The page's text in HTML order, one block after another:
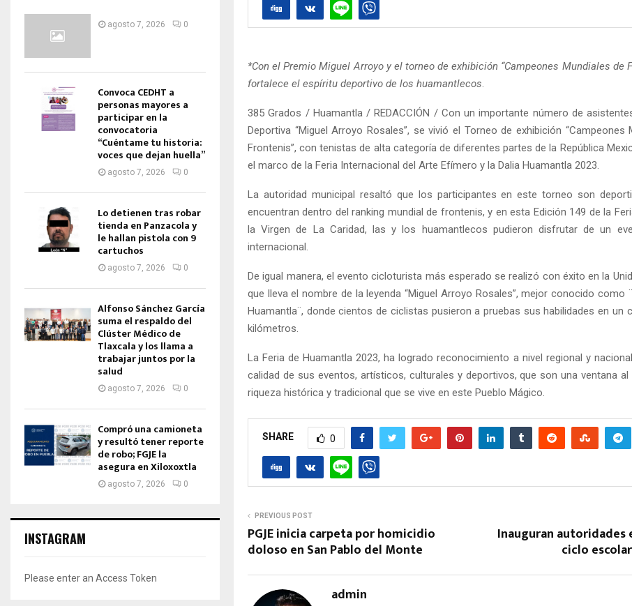
*Con el Premio Miguel Arroyo y el torneo de exhibición “Campeones Mundiales de
fortalece el espíritu deportivo de los huamantlecos
385 Grados / Huamantla / REDACCIÓN / Con un importante número de
Deportiva “Miguel Arroyo Rosales”, se vivió el Torneo de exhibición “Campeones
Frontenis”, con tenistas de alta categoría de diferentes partes de la República
el marco de la Feria Internacional del Arte Efímero y la Dalia Huamantla 2023.
La autoridad municipal resaltó que los participantes en este torneo son
encuentran dentro del ranking mundial de frontenis, y en esta Edición 149 de la
la Virgen de La Caridad, las y los huamantlecos pudieron disfrutar de un
internacional.
De igual manera, el evento cicloturista más esperado se realizó con éxito en la
que lleva el nombre de la leyenda “Miguel Arroyo Rosales”, mejor conocido como
Huamantla¨, donde cientos de ciclistas pusieron a pruebas sus habilidades en un
kilómetros.
La Feria de Huamantla 2023, ha logrado reconocimiento a nivel regional y
calidad de sus eventos, artísticos, culturales y deportivos, que son una ventana al
riqueza histórica y tradicional que se vive en este Pueblo Mágico.
SHARE 0
PREVIOUS POST
PGJE inicia carpeta por homicidio
doloso en San Pablo del Monte
Inauguran autoridades
ciclo
admin
agosto 7, 2026 0
Convoca CEDHT a
personas mayores a
participar en la
convocatoria
“Cuéntame tu historia:
voces que dejan huella”
agosto 7, 2026 0
Lo detienen tras robar
tienda en Panzacola y
le hallan pistola con 9
cartuchos
agosto 7, 2026 0
Alfonso Sánchez García
suma el respaldo del
Clúster Médico de
Tlaxcala y los llama a
trabajar juntos por la
salud
agosto 7, 2026 0
Compró una camioneta
y resultó tener reporte
de robo; FGJE la
asegura en Xiloxoxtla
agosto 7, 2026 0
INSTAGRAM
Please enter an Access Token